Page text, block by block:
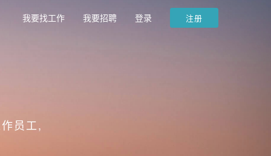
我要找工作 我要招聘 登录 注册
员工,